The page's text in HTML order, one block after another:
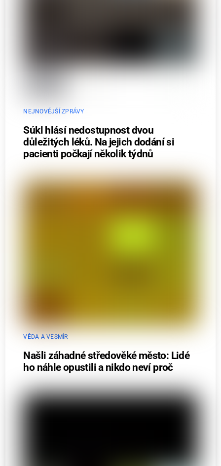
NEJNOVĚJŠÍ ZPRÁVY
Súkl hlásí nedostupnost dvou
důležitých léků. Na jejich dodání si
pacienti počkají několik týdnů
VĚDA A VESMÍR
Našli záhadné středověké město: Lidé
ho náhle opustili a nikdo neví proč